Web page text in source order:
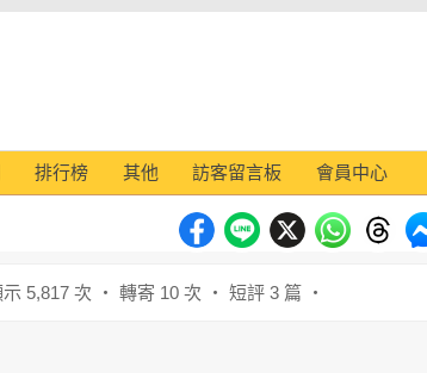
排行榜 其他 訪客留言板 會員中心
5,817 次 ‧ 轉寄 10 次 ‧ 短評 3 篇 ‧